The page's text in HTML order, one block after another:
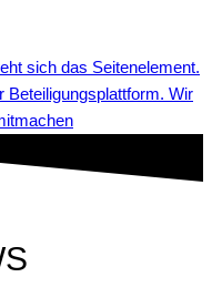
Beteiligungsplattform. Wir